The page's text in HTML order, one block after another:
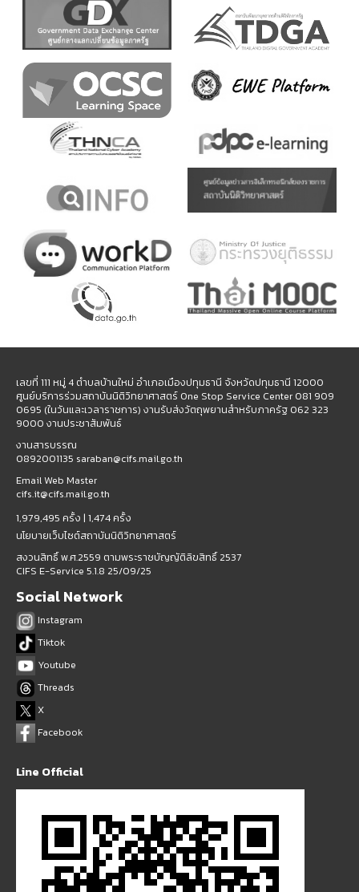
เลขที่ 111 หมู่ 4 ตำบลบ้านใหม่ อำเภอเมืองปทุมธานี จังหวัดปทุมธานี 12000
ศูนย์บริการร่วมสถาบันนิติวิทยาศาสตร์ One Stop Service Center 081 909
0695 (ในวันและเวลาราชการ) งานรับส่งวัตถุพยานสำหรับภาครัฐ 062 323
9000 งานประชาสัมพันธ์
งานสารบรรณ
0892001135 saraban@cifs.mail.go.th
Email Web Master
cifs.it@cifs.mail.go.th
1,979,495 ครั้ง | 1,474 ครั้ง
นโยบายเว็บไซต์สถาบันนิติวิทยาศาสตร์
สงวนสิทธิ์ พ.ศ.2559 ตามพระราชบัญญัติลิขสิทธิ์ 2537
CIFS E-Service 5.1.8 25/09/25
Social Network
Instagram
Tiktok
Youtube
Threads
X
Facebook
Line Official